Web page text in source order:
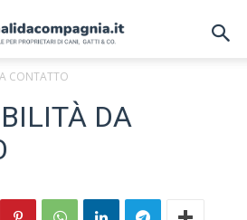
CONTATTO
DA